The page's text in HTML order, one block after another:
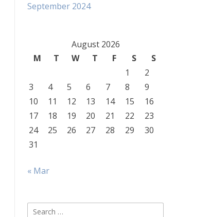
September 2024
August 2026
M
T W T F S
S
1
2
3
4 5 6 7 8
9
10
11 12 13 14 15
16
17
18 19 20 21 22
23
24
25 26 27 28 29
30
31
« Mar
Search